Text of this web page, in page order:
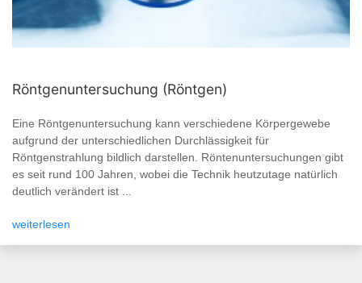
Röntgenuntersuchung (Röntgen)
Eine Röntgenuntersuchung kann verschiedene Körpergewebe
aufgrund der unterschiedlichen Durchlässigkeit für
Röntgenstrahlung bildlich darstellen. Röntenuntersuchungen gibt
es seit rund 100 Jahren, wobei die Technik heutzutage natürlich
deutlich verändert ist ...
weiterlesen